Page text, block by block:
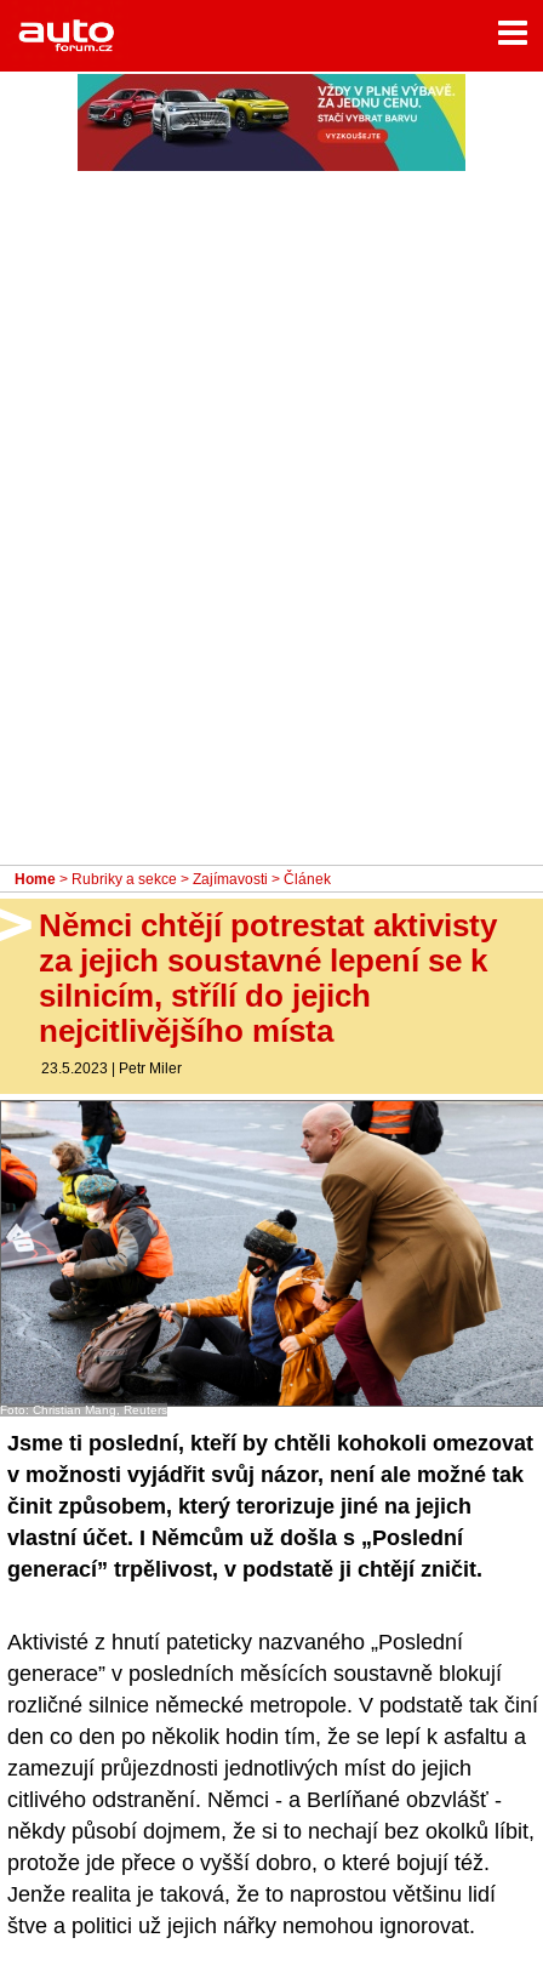
Home
Rubriky
- Testy aut
- Jízdní dojmy a další testy
Home > Rubriky a sekce > Zajímavosti > Článek
Němci chtějí potrestat aktivisty
za jejich soustavné lepení se k
silnicím, střílí do jejich
nejcitlivějšího místa
23.5.2023 | Petr Miler
Foto: Christian Mang, Reuters
Jsme ti poslední, kteří by chtěli kohokoli omezovat
v možnosti vyjádřit svůj názor, není ale možné tak
činit způsobem, který terorizuje jiné na jejich
vlastní účet. I Němcům už došla s „Poslední
generací” trpělivost, v podstatě ji chtějí zničit.
Aktivisté z hnutí pateticky nazvaného „Poslední
generace” v posledních měsících soustavně blokují
rozličné silnice německé metropole. V podstatě tak činí
den co den po několik hodin tím, že se lepí k asfaltu a
zamezují průjezdnosti jednotlivých míst do jejich
citlivého odstranění. Němci - a Berlíňané obzvlášť -
někdy působí dojmem, že si to nechají bez okolků líbit,
protože jde přece o vyšší dobro, o které bojují též.
Jenže realita je taková, že to naprostou většinu lidí
štve a politici už jejich nářky nemohou ignorovat.